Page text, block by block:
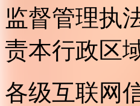
监督管理执
责本行政区
各级互联网